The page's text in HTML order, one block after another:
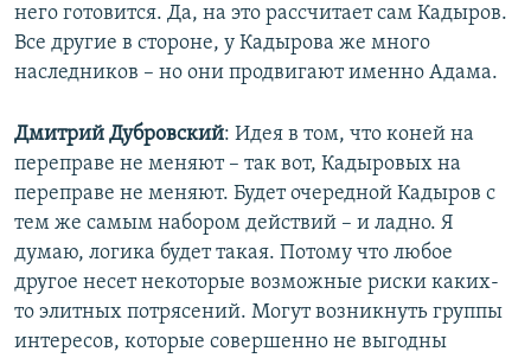
него готовится. Да, на это рассчитает сам Кадыров.
Все другие в стороне, у Кадырова же много
наследников – но они продвигают именно Адама.
Дмитрий Дубровский: Идея в том, что коней на
переправе не меняют – так вот, Кадыровых на
переправе не меняют. Будет очередной Кадыров с
тем же самым набором действий – и ладно. Я
думаю, логика будет такая. Потому что любое
другое несет некоторые возможные риски каких-
то элитных потрясений. Могут возникнуть группы
интересов, которые совершенно не выгодны